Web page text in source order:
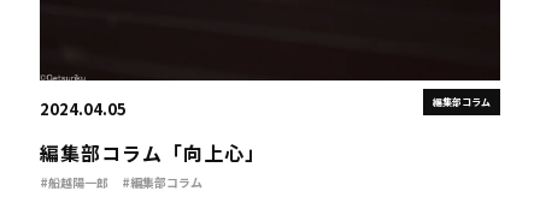
編集部コラム
2024.04.05
編集部コラム「向上心」
#船越陽一郎 #編集部コラム